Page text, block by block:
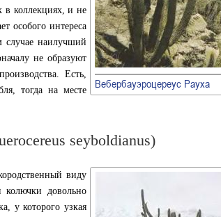
Вебербауэроцереус Рауха
в коллекциях, и не
особого интереса
случае наилучший
не образуют
Есть,
тогда на месте
seyboldianus)
виду
колючки довольно
у которого узкая